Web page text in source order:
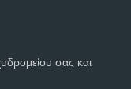
σας και